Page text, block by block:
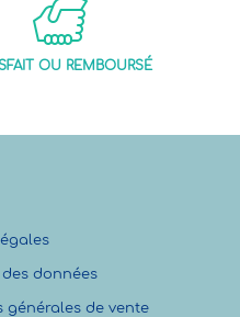
OU REMBOURSÉ
données
générales de vente